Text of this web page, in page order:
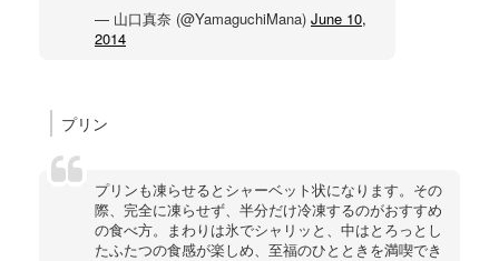
— 山口真奈 (@YamaguchiMana) June 10,
2014
プリン
プリンも凍らせるとシャーベット状になります。その
際、完全に凍らせず、半分だけ冷凍するのがおすすめ
の食べ方。まわりは氷でシャリッと、中はとろっとし
たふたつの食感が楽しめ、至福のひとときを満喫でき